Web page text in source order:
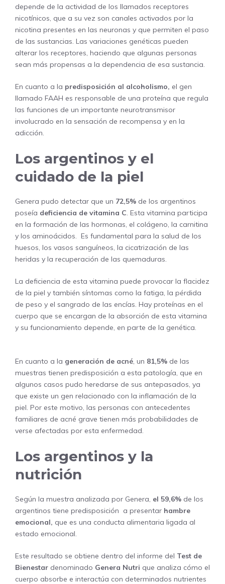
depende de la actividad de los llamados receptores
nicotínicos, que a su vez son canales activados por la
nicotina presentes en las neuronas y que permiten el paso
de las sustancias. Las variaciones genéticas pueden
alterar los receptores, haciendo que algunas personas
sean más propensas a la dependencia de esa sustancia.
En cuanto a la predisposición al alcoholismo, el gen
llamado FAAH es responsable de una proteína que regula
las funciones de un importante neurotransmisor
involucrado en la sensación de recompensa y en la
adicción.
Los argentinos y el
cuidado de la piel
Genera pudo detectar que un 72,5% de los argentinos
poseía deficiencia de vitamina C. Esta vitamina participa
en la formación de las hormonas, el colágeno, la carnitina
y los aminoácidos. Es fundamental para la salud de los
huesos, los vasos sanguíneos, la cicatrización de las
heridas y la recuperación de las quemaduras.
La deficiencia de esta vitamina puede provocar la flacidez
de la piel y también síntomas como la fatiga, la pérdida
de peso y el sangrado de las encías. Hay proteínas en el
cuerpo que se encargan de la absorción de esta vitamina
y su funcionamiento depende, en parte de la genética.
En cuanto a la generación de acné, un 81,5% de las
muestras tienen predisposición a esta patología, que en
algunos casos pudo heredarse de sus antepasados, ya
que existe un gen relacionado con la inflamación de la
piel. Por este motivo, las personas con antecedentes
familiares de acné grave tienen más probabilidades de
verse afectadas por esta enfermedad.
Los argentinos y la
nutrición
Según la muestra analizada por Genera, el 59,6% de los
argentinos tiene predisposición a presentar hambre
emocional, que es una conducta alimentaria ligada al
estado emocional.
Este resultado se obtiene dentro del informe del Test de
Bienestar denominado Genera Nutri que analiza cómo el
cuerpo absorbe e interactúa con determinados nutrientes